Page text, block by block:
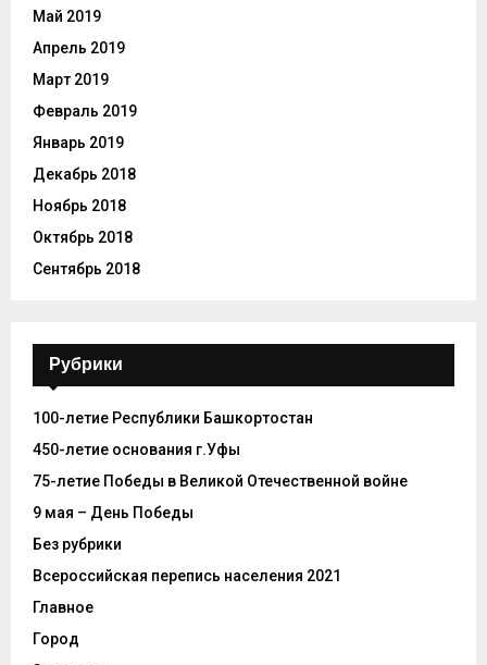
Май 2019
Апрель 2019
Март 2019
Февраль 2019
Январь 2019
Декабрь 2018
Ноябрь 2018
Октябрь 2018
Сентябрь 2018
Рубрики
100-летие Республики Башкортостан
450-летие основания г.Уфы
75-летие Победы в Великой Отечественной войне
9 мая – День Победы
Без рубрики
Всероссийская перепись населения 2021
Главное
Город